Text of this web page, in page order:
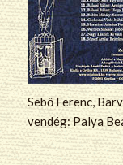
Sebő Ferenc,
vendég: Palya